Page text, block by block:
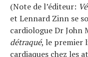
(Note de l’éditeur:
et Lennard Zinn se
cardiologue Dr John
détraqué, le premier
cardiaques chez les